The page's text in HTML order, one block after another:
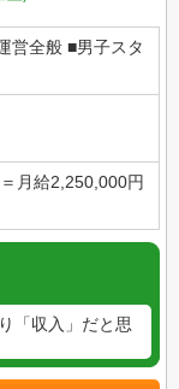
全般 ■男子スタ
月給2,250,000円
「収入」だと思